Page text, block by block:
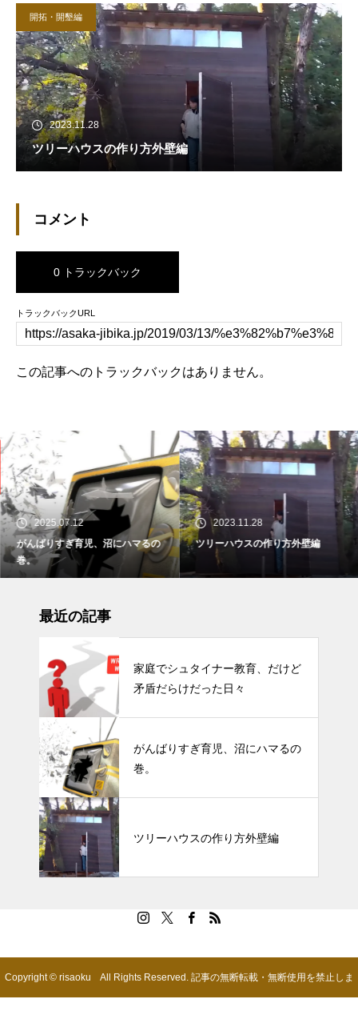
開拓・開墾編
2023.11.28
ツリーハウスの作り方外壁編
コメント
0 トラックバック
トラックバックURL
この記事へのトラックバックはありません。
2025.07.12
がんばりすぎ育児、沼にハマるの
巻。
2023.11.28
ツリーハウスの作り方外壁編
最近の記事
家庭でシュタイナー教育、だけど
矛盾だらけだった日々
がんばりすぎ育児、沼にハマるの
巻。
ツリーハウスの作り方外壁編
Copyright © risaoku All Rights Reserved. 記事の無断転載・無断使用を禁止しま